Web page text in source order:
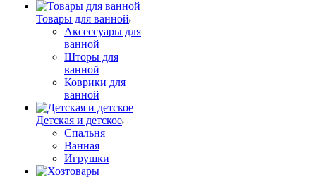
Товары для ванной
Аксессуары для
ванной
Шторы для
ванной
Коврики для
ванной
Детская и детское
Спальня
Ванная
Игрушки